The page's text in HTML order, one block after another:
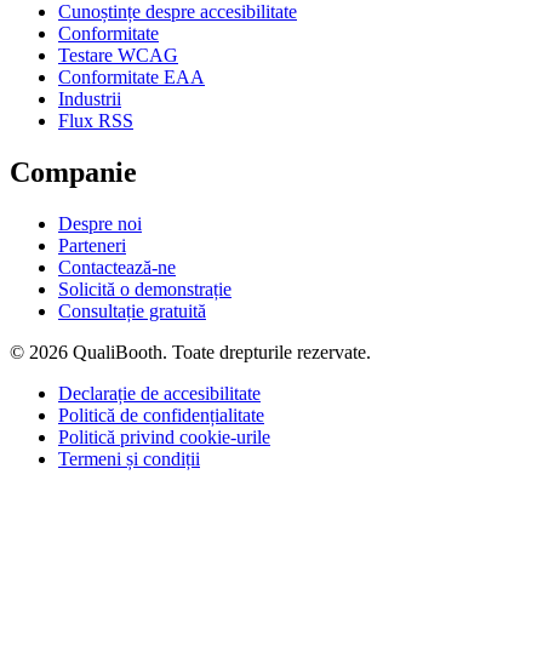
Cunoștințe despre accesibilitate
Conformitate
Testare WCAG
Conformitate EAA
Industrii
Flux RSS
Companie
Despre noi
Parteneri
Contactează-ne
Solicită o demonstrație
Consultație gratuită
© 2026 QualiBooth. Toate drepturile rezervate.
Declarație de accesibilitate
Politică de confidențialitate
Politică privind cookie-urile
Termeni și condiții